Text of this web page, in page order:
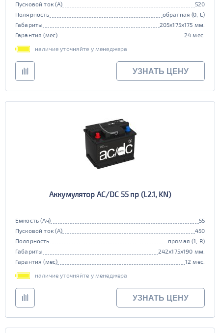
Пусковой ток (А)
520
Полярность
обратная (0, L)
Габариты
205x175x175 мм.
Гарантия (мес)
24 мес.
наличие уточняйте у менеджера
УЗНАТЬ ЦЕНУ
Аккумулятор AC/DC 55 пр (L2.1, KN)
Емкость (Ач)
55
Пусковой ток (А)
450
Полярность
прямая (1, R)
Габариты
242x175x190 мм.
Гарантия (мес)
12 мес.
наличие уточняйте у менеджера
УЗНАТЬ ЦЕНУ